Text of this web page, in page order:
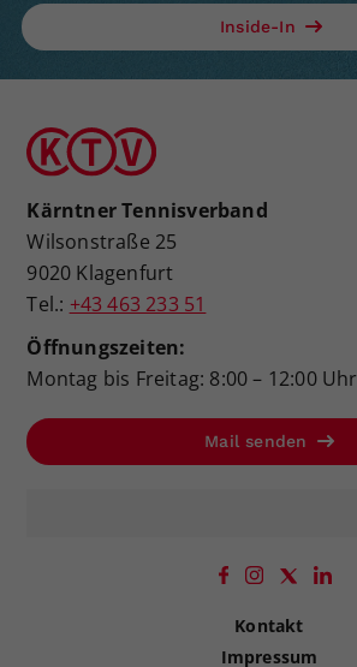
Inside-In
Kärntner Tennisverband
Wilsonstraße 25
9020 Klagenfurt
Tel.: +43 463 233 51
Öffnungszeiten:
Montag bis Freitag: 8:00 – 12:00 Uhr
Mail senden
Kontakt
Impressum